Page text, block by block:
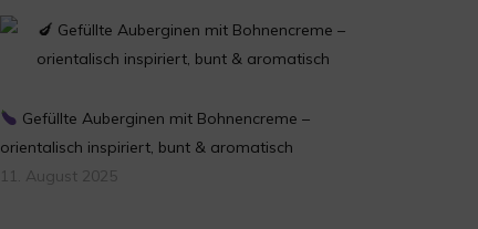
Gefüllte Auberginen mit Bohnencreme –
orientalisch inspiriert, bunt & aromatisch
11. August 2025